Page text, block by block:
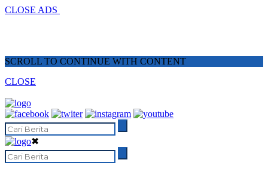
CLOSE ADS
SCROLL TO CONTINUE WITH CONTENT
CLOSE
✖